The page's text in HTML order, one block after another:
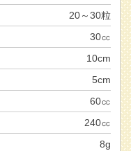
20～30粒
30㏄
10cm
5cm
60㏄
240㏄
8g